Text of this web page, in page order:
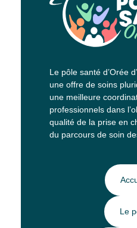
Le pôle santé d’Orée
une offre de soins
une meilleure
professionnels dans
qualité de la prise en
du parcours de soin
Le